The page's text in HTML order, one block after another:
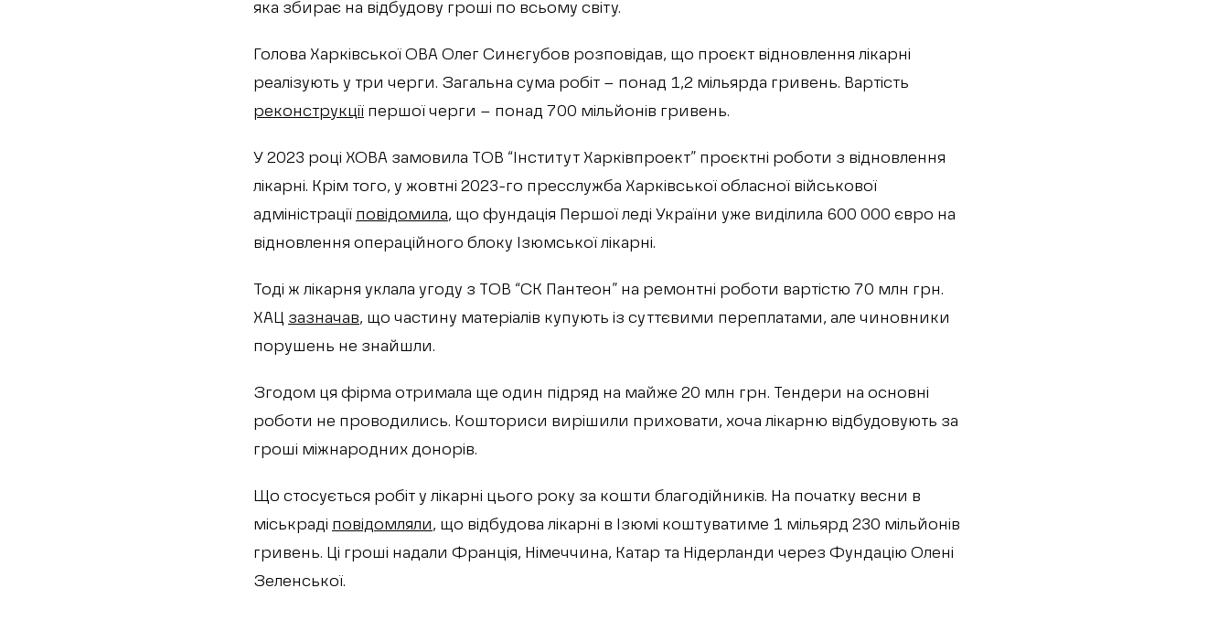
яка збирає на відбудову гроші по всьому світу.
Голова Харківської ОВА Олег Синєгубов розповідав, що проєкт відновлення лікарні
реалізують у три черги. Загальна сума робіт – понад 1,2 мільярда гривень. Вартість
реконструкції першої черги – понад 700 мільйонів гривень.
У 2023 році ХОВА замовила ТОВ “Інститут Харківпроект” проєктні роботи з відновлення
лікарні. Крім того, у жовтні 2023-го пресслужба Харківської обласної військової
адміністрації повідомила, що фундація Першої леді України уже виділила 600 000 євро на
відновлення операційного блоку Ізюмської лікарні.
Тоді ж лікарня уклала угоду з ТОВ “СК Пантеон” на ремонтні роботи вартістю 70 млн грн.
ХАЦ зазначав, що частину матеріалів купують із суттєвими переплатами, але чиновники
порушень не знайшли.
Згодом ця фірма отримала ще один підряд на майже 20 млн грн. Тендери на основні
роботи не проводились. Кошториси вирішили приховати, хоча лікарню відбудовують за
гроші міжнародних донорів.
Що стосується робіт у лікарні цього року за кошти благодійників. На початку весни в
міськраді повідомляли, що відбудова лікарні в Ізюмі коштуватиме 1 мільярд 230 мільйонів
гривень. Ці гроші надали Франція, Німеччина, Катар та Нідерланди через Фундацію Олені
Зеленської.